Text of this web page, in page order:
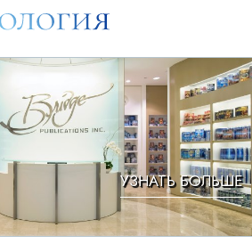
УЗНАТЬ БОЛЬШЕ